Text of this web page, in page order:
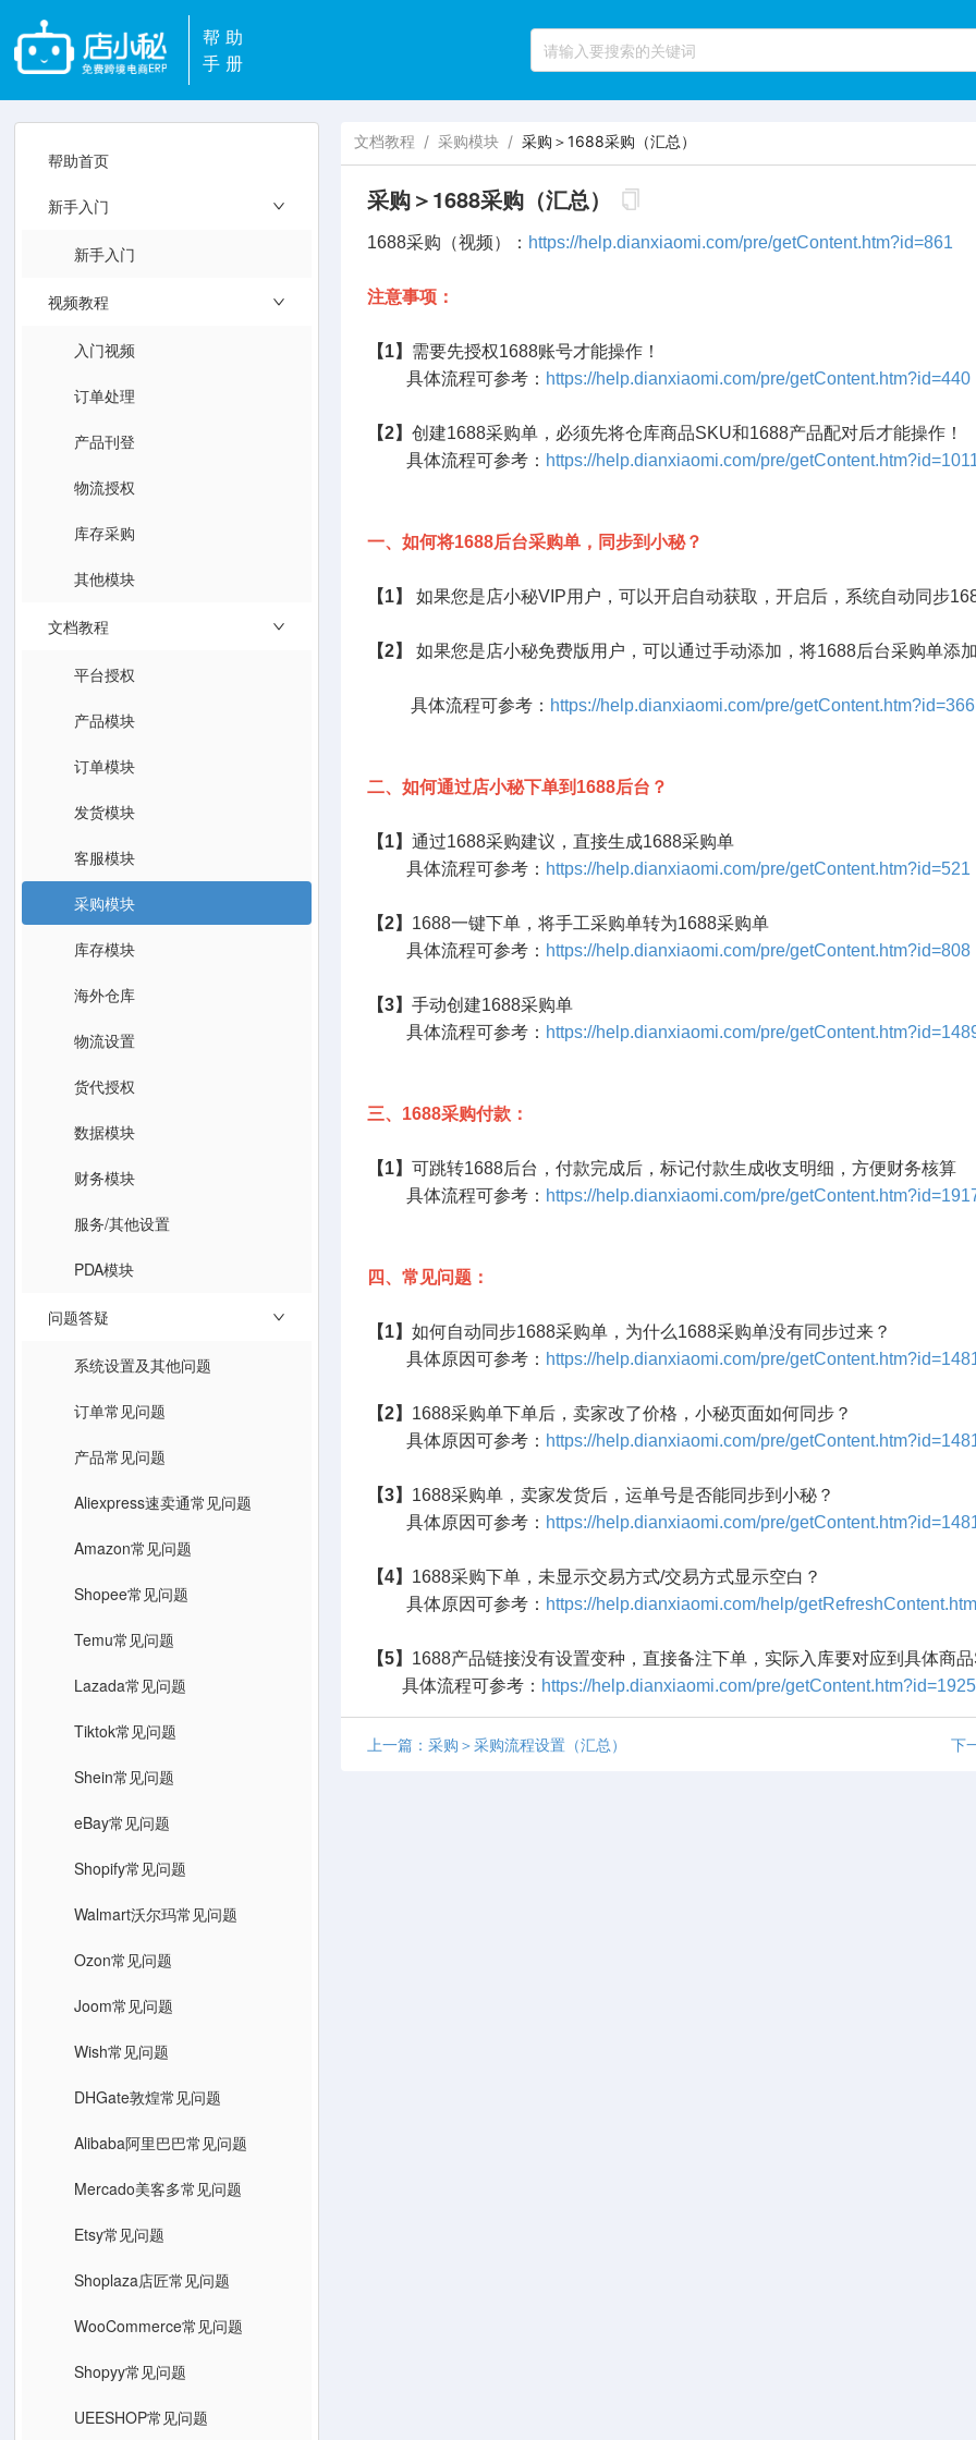
帮助
手册
帮助首页
新手入门
新手入门
视频教程
入门视频
订单处理
产品刊登
物流授权
库存采购
其他模块
文档教程
平台授权
产品模块
订单模块
发货模块
客服模块
采购模块
库存模块
海外仓库
物流设置
货代授权
数据模块
财务模块
服务/其他设置
PDA模块
问题答疑
系统设置及其他问题
订单常见问题
产品常见问题
Aliexpress速卖通常见问题
Amazon常见问题
Shopee常见问题
Temu常见问题
Lazada常见问题
Tiktok常见问题
Shein常见问题
eBay常见问题
Shopify常见问题
Walmart沃尔玛常见问题
Ozon常见问题
Joom常见问题
Wish常见问题
DHGate敦煌常见问题
Alibaba阿里巴巴常见问题
Mercado美客多常见问题
Etsy常见问题
Shoplaza店匠常见问题
WooCommerce常见问题
Shopyy常见问题
UEESHOP常见问题
文档教程 / 采购模块 / 采购＞1688采购（汇总）
采购＞1688采购（汇总）
1688采购（视频）： https://help.dianxiaomi.com/pre/getContent.htm?id=861
注意事项：
【1】 需要先授权1688账号才能操作！
具体流程可参考： https://help.dianxiaomi.com/pre/getContent.htm?id=440
【2】创建1688采购单，必须先将仓库商品SKU和1688产品配对后才能操作！
具体流程可参考： https://help.dianxiaomi.com/pre/
一、如何将1688后台采购单，同步到小秘？
【1】如果您是店小秘VIP用户，可以开启自动获取，开启后，系统自动同步
【2】如果您是店小秘免费版用户，可以通过手动添加，将1688后台采购单添
具体流程可参考： https://help.dianxiaomi.com/pre/getContent.htm?id=366
二、如何通过店小秘下单到1688后台？
【1】通过1688采购建议，直接生成1688采购单
具体流程可参考： https://help.dianxiaomi.com/pre/getContent.htm?id=521
【2】 1688一键下单，将手工采购单转为1688采购单
具体流程可参考： https://help.dianxiaomi.com/pre/getContent.htm?id=808
【3】手动创建1688采购单
具体流程可参考： https://help.dianxiaomi.com/pre/
三、1688采购付款：
【1】可跳转1688后台，付款完成后，标记付款生成收支明细，方便财务核算
具体流程可参考： https://help.dianxiaomi.com/pre/
四、常见问题：
【1】如何自动同步1688采购单，为什么1688采购单没有同步过来？
具体原因可参考： https://help.dianxiaomi.com/pre/
【2】 1688采购单下单后，卖家改了价格，小秘页面如何同步？
具体原因可参考： https://help.dianxiaomi.com/pre/
【3】 1688采购单，卖家发货后，运单号是否能同步到小秘？
具体原因可参考： https://help.dianxiaomi.com/pre/
【4】 1688采购下单，未显示交易方式/交易方式显示空白？
具体原因可参考： https://help.dianxiaomi.com/help/
【5】 1688产品链接没有设置变种，直接备注下单，实际入库要对应到具体商
具体流程可参考： https://help.dianxiaomi.com/pre/getContent.htm?id=1925
上一篇：采购＞采购流程设置（汇总） 下